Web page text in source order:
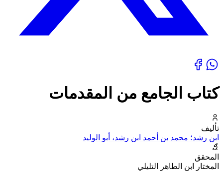
كتاب الجامع من المقدمات
تأليف
ابن رشد؛ محمد بن أحمد ابن رشد، أبو الوليد
المحقق
المختار ابن الطاهر التليلي